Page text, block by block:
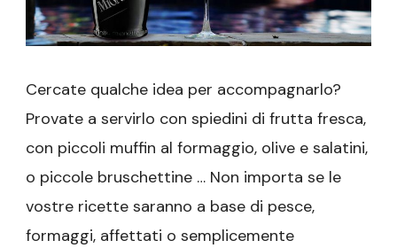
Cercate qualche idea per accompagnarlo?
Provate a servirlo con spiedini di frutta fresca,
con piccoli muffin al formaggio, olive e salatini,
o piccole bruschettine … Non importa se le
vostre ricette saranno a base di pesce,
formaggi, affettati o semplicemente